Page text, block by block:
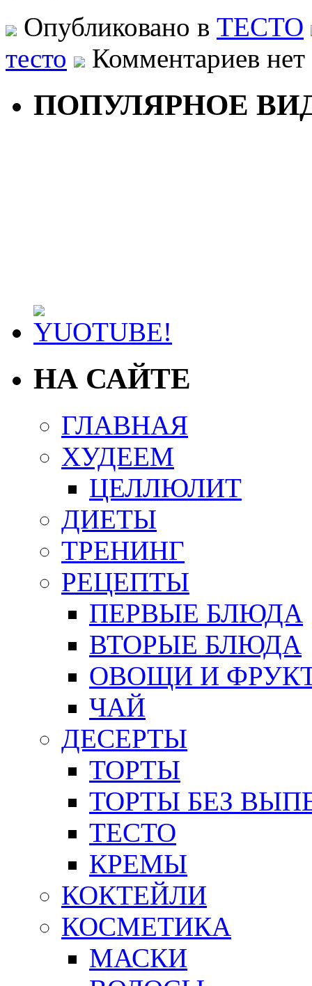
Опубликовано в ТЕСТО
тесто
Комментариев нет
ПОПУЛЯРНОЕ
НА САЙТЕ
ГЛАВНАЯ
ХУДЕЕМ
ЦЕЛЛЮЛИТ
ДИЕТЫ
ТРЕНИНГ
РЕЦЕПТЫ
ПЕРВЫЕ БЛЮДА
ВТОРЫЕ БЛЮДА
ОВОЩИ И
ЧАЙ
ДЕСЕРТЫ
ТОРТЫ
ТОРТЫ БЕЗ
ТЕСТО
КРЕМЫ
КОКТЕЙЛИ
КОСМЕТИКА
МАСКИ